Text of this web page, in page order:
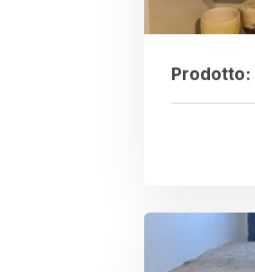
Prodotto: